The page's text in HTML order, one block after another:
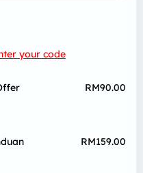
your code
RM90.00
RM159.00